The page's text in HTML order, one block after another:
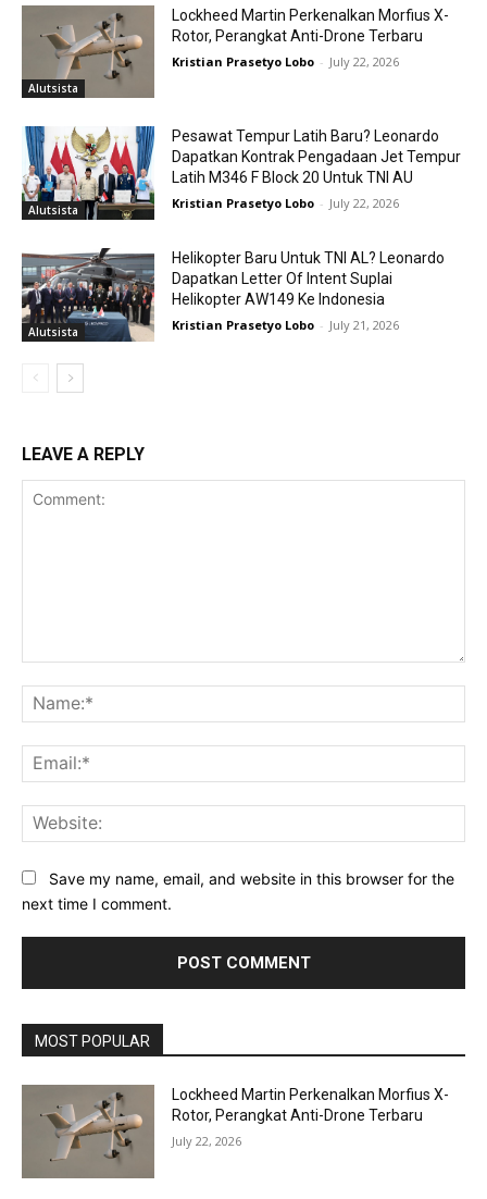
Alutsista
Lockheed Martin Perkenalkan Morfius X-
Rotor, Perangkat Anti-Drone Terbaru
Kristian Prasetyo Lobo - July 22, 2026
Alutsista
Pesawat Tempur Latih Baru? Leonardo
Dapatkan Kontrak Pengadaan Jet Tempur
Latih M346 F Block 20 Untuk TNI AU
Kristian Prasetyo Lobo - July 22, 2026
Alutsista
Helikopter Baru Untuk TNI AL? Leonardo
Dapatkan Letter Of Intent Suplai
Helikopter AW149 Ke Indonesia
Kristian Prasetyo Lobo - July 21, 2026
LEAVE A REPLY
Save my name, email, and website in this browser for the
next time I comment.
MOST POPULAR
Lockheed Martin Perkenalkan Morfius X-
Rotor, Perangkat Anti-Drone Terbaru
July 22, 2026